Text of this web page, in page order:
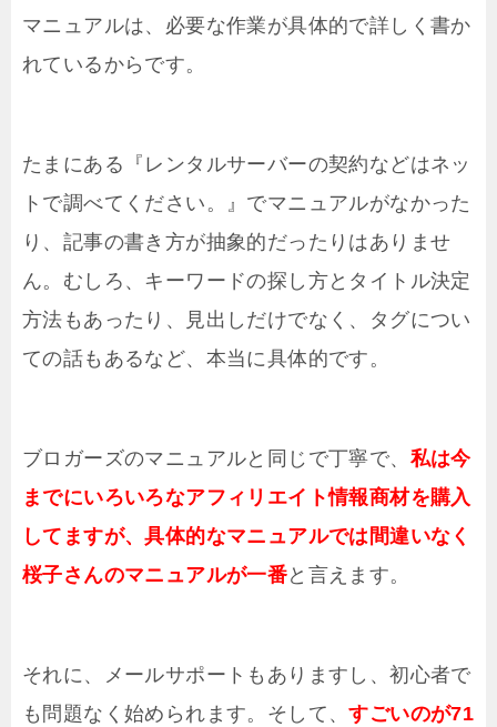
マニュアルは、必要な作業が具体的で詳しく書か
れているからです。
たまにある『レンタルサーバーの契約などはネッ
トで調べてください。』でマニュアルがなかった
り、記事の書き方が抽象的だったりはありませ
ん。むしろ、キーワードの探し方とタイトル決定
方法もあったり、見出しだけでなく、タグについ
ての話もあるなど、本当に具体的です。
ブロガーズのマニュアルと同じで丁寧で、 私は今
までにいろいろなアフィリエイト情報商材を購入
してますが、具体的なマニュアルでは間違いなく
桜子さんのマニュアルが一番と言えます。
それに、メールサポートもありますし、初心者で
も問題なく始められます。そして、すごいのが71